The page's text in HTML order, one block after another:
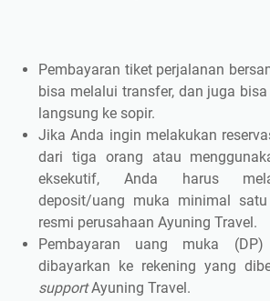
Pembayaran tiket perjalanan
bisa melalui transfer, dan juga
langsung ke sopir.
Jika Anda ingin melakukan
dari tiga orang atau
eksekutif, Anda harus
deposit/uang muka minimal
resmi perusahaan Ayuning Travel.
Pembayaran uang muka
dibayarkan ke rekening yang
supportAyuning Travel.